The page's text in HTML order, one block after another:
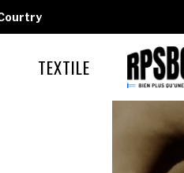
TEXTILE